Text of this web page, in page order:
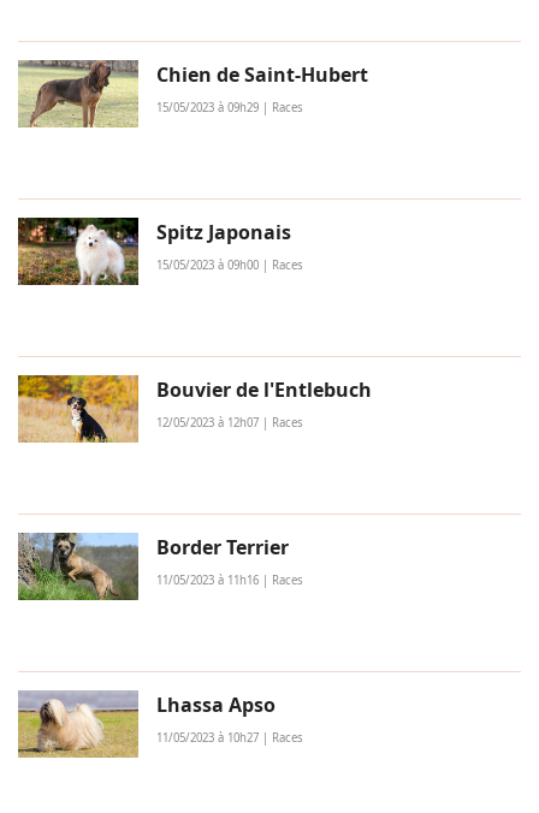
Chien de Saint-Hubert
15/05/2023 à 09h29 | Races
Spitz Japonais
15/05/2023 à 09h00 | Races
Bouvier de l'Entlebuch
12/05/2023 à 12h07 | Races
Border Terrier
11/05/2023 à 11h16 | Races
Lhassa Apso
11/05/2023 à 10h27 | Races